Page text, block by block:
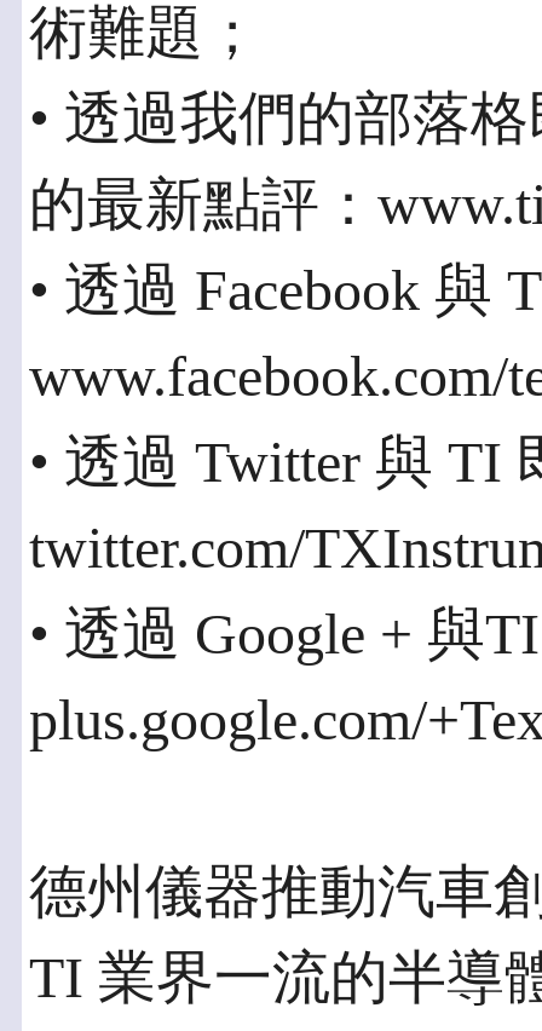
術難題；
• 透過我們的部落
的最新點評：
• 透過 Facebook 與
www.facebook.com/
• 透過 Twitter 與 TI
twitter.com/
• 透過 Google + 與
plus.google.com/
德州儀器推動汽車
TI 業界一流的半導